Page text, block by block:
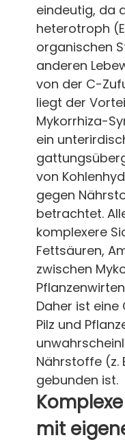
eindeutig, da
heterotroph
organischen
anderen
von der C-
liegt der
Mykorrhiza-
ein
von
gegen
betrachtet.
komplexere
Fettsäuren,
zwischen
Daher ist
Pilz und
Nährstoffe (z.
gebunden ist.
mit